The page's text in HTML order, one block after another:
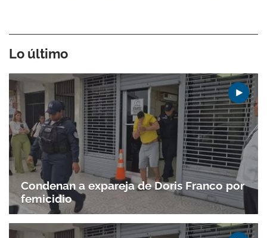
Lo último
Condenan a expareja de Doris Franco por
femicidio